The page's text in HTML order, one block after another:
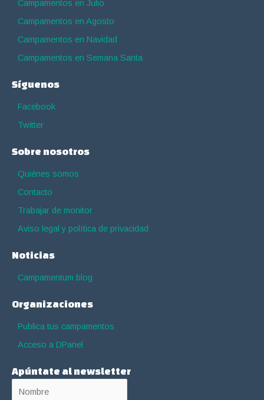
Campamentos en Julio
Campamentos en Agosto
Campamentos en Navidad
Campamentos en Semana Santa
Síguenos
Facebook
Twitter
Sobre nosotros
Quiénes somos
Contacto
Trabajar de monitor
Aviso legal y política de privacidad
Noticias
Campamentum blog
Organizaciones
Publica tus campamentos
Acceso a DPanel
Apúntate al newsletter